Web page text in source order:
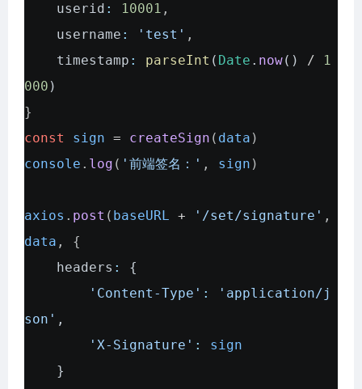
userid : 10001 ,
username : 'test' ,
timestamp : parseInt ( Date . now() /
1
000 )
}
const
sign = createSign ( data )
console . log ( '前端签名：' , sign )
axios . post ( baseURL + '/set/signature' ,
data , {
headers :
{
'Content-Type' :
'application/j
son' ,
'X-Signature' :
sign
}